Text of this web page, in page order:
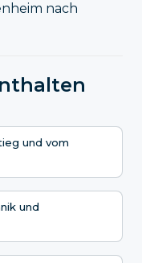
nach
und vom
und